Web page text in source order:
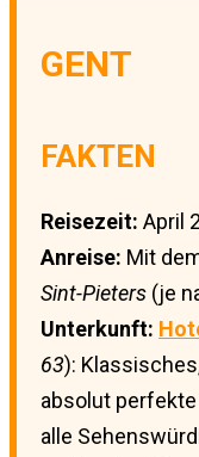
GENT
FAKTEN
Reisezeit: April
Anreise: Mit
Sint-Pieters (je
Unterkunft:
63):
absolut
alle